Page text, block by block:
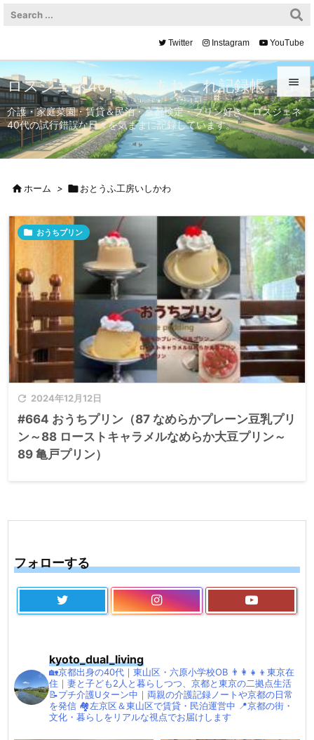


メニュ

サイド

次へ

検索
Twitter Instagram YouTube
ロスジェネ40代の、あれこれ記録帳
介護・家庭菜園・賃貸＆民泊・京都検定・プリン好き。ロスジェネ
40代の試行錯誤な日々を気ままに記録しています。
ホーム > おとうふ工房いしかわ
 2024年12月12日
 おうちプリン
#664 おうちプリン（87 なめらかプレーン豆乳プリ
ン～88 ローストキャラメルなめらか大豆プリン～
89 亀戸プリン）
フォローする
kyoto_dual_living
🏡京都出身の40代｜東山区・六原小学校OB 👨‍👩‍👧‍👦東京在
住｜妻と子ども2人と暮らしつつ、京都と東京の二拠点生活
📝プチ介護Uターン中｜両親の介護記録ノートや京都の日常
を発信 🏘左京区＆東山区で賃貸・民泊運営中 📍京都の街・
文化・暮らしをリアルな視点でお届けします